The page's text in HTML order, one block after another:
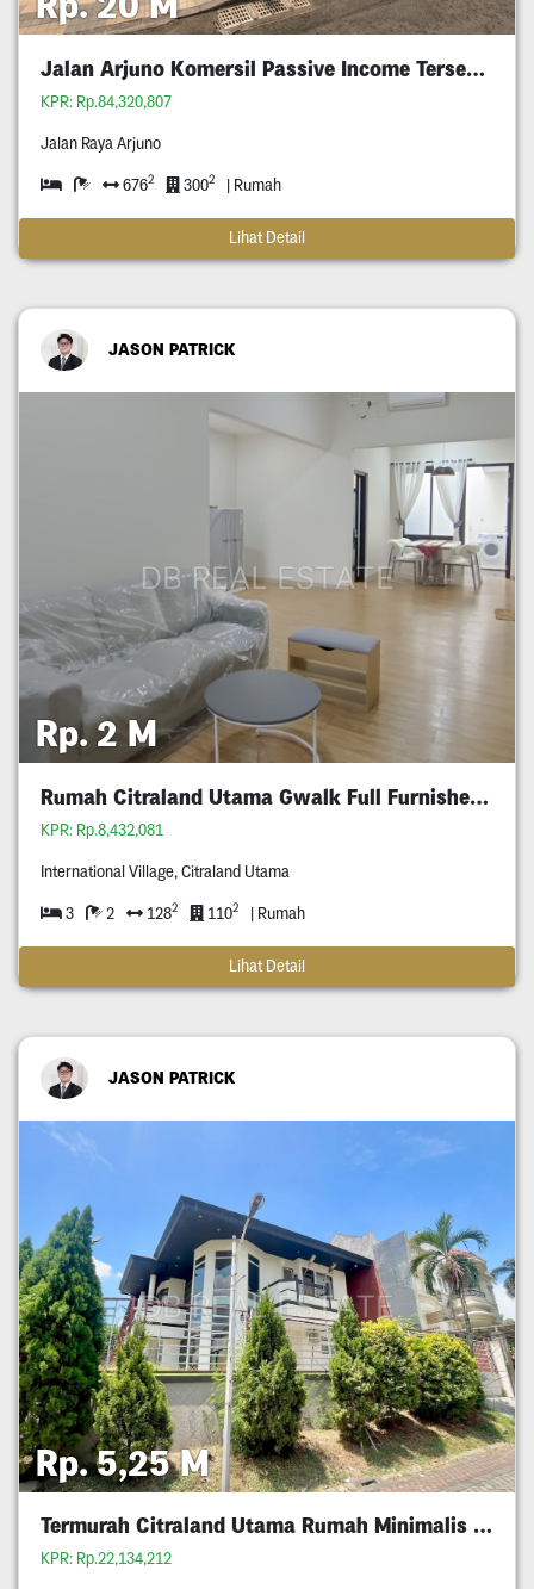
Jalan Arjuno Komersil Passive Income Tersewa
KPR: Rp.84,320,807
Jalan Raya Arjuno
6762 3002 | Rumah
Lihat Detail
JASON PATRICK
Rp. 2 M
Rumah Citraland Utama Gwalk Full Furnished Murah
KPR: Rp.8,432,081
International Village, Citraland Utama
3 2 1282 1102 | Rumah
Lihat Detail
JASON PATRICK
Rp. 5,25 M
Termurah Citraland Utama Rumah Minimalis 5M An
KPR: Rp.22,134,212